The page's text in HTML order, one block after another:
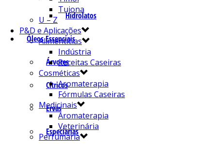
Hidrolatos
Óleos Essenciais
Árvores
Cítricos
Ervas
Especiarias
Tujona
U – Z
P&D e Aplicações
Alimentícias
Indústria
Receitas Caseiras
Cosméticas
Aromaterapia
Fórmulas Caseiras
Medicinais
Aromaterapia
Veterinária
Perfumaria